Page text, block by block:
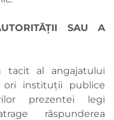
SAU A
al angajatului
instituții publice
prezentei legi
răspunderea